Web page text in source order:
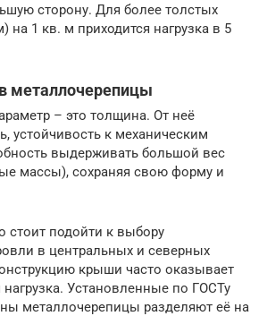
сторону. Для более толстых
на 1 кв. м приходится нагрузка в 5
металлочерепицы
– это толщина. От неё
устойчивость к механическим
выдерживать большой вес
массы), сохраняя свою форму и
стоит подойти к выбору
в центральных и северных
крыши часто оказывает
нагрузка. Установленные по ГОСТу
металлочерепицы разделяют её на